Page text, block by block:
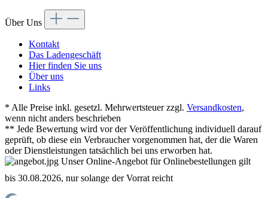
Über Uns
Kontakt
Das Ladengeschäft
Hier finden Sie uns
Über uns
Links
* Alle Preise inkl. gesetzl. Mehrwertsteuer zzgl. Versandkosten,
wenn nicht anders beschrieben
** Jede Bewertung wird vor der Veröffentlichung individuell darauf
geprüft, ob diese ein Verbraucher vorgenommen hat, der die Waren
oder Dienstleistungen tatsächlich bei uns erworben hat.
Unser Online-Angebot für Onlinebestellungen gilt
bis 30.08.2026, nur solange der Vorrat reicht